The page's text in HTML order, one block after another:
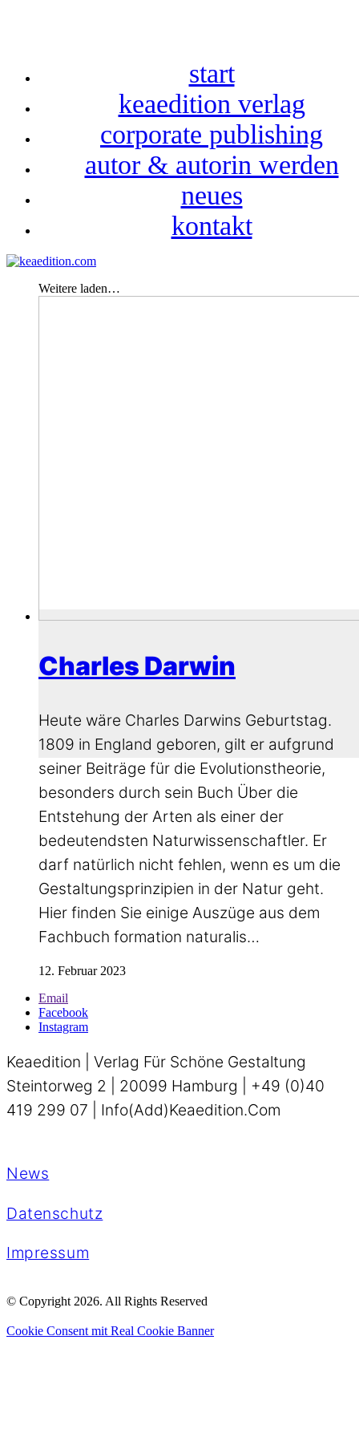
start
keaedition verlag
corporate publishing
autor & autorin werden
neues
kontakt
Weitere laden…
Charles Darwin
Heute wäre Charles Darwins Geburtstag.
1809 in England geboren, gilt er aufgrund
seiner Beiträge für die Evolutionstheorie,
besonders durch sein Buch Über die
Entstehung der Arten als einer der
bedeutendsten Naturwissenschaftler. Er
darf natürlich nicht fehlen, wenn es um die
Gestaltungsprinzipien in der Natur geht.
Hier finden Sie einige Auszüge aus dem
Fachbuch formation naturalis…
12. Februar 2023
Email
Facebook
Instagram
Keaedition | Verlag Für Schöne Gestaltung
Steintorweg 2 | 20099 Hamburg | +49 (0)40
419 299 07 | Info(add)keaedition.com
News
Datenschutz
Impressum
© Copyright 2026. All Rights Reserved
Cookie Consent mit Real Cookie Banner